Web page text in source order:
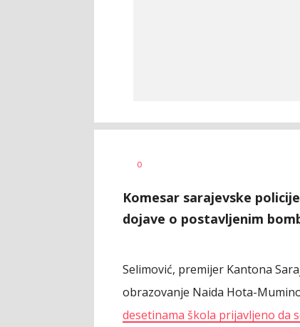
AUTOR
0
Komesar sarajevske
dojave o postavljenim
Selimović, premijer Kantona
obrazovanje Naida Hota-
desetinama škola prijavljeno da